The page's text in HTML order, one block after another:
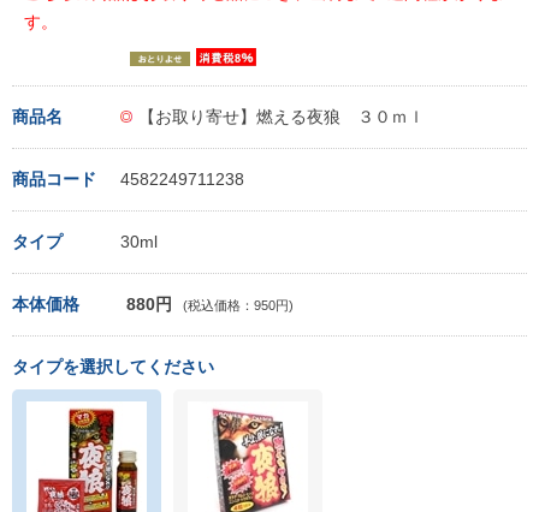
す。
商品名 【お取り寄せ】燃える夜狼 ３０ｍｌ
商品コード 4582249711238
タイプ 30ml
本体価格 880円 (税込価格：950円)
タイプを選択してください